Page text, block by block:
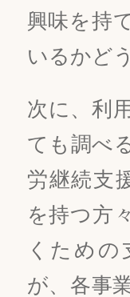
興味を持
いるかど
次に、利
ても調べ
労継続支
を持つ方
くため
が、各事